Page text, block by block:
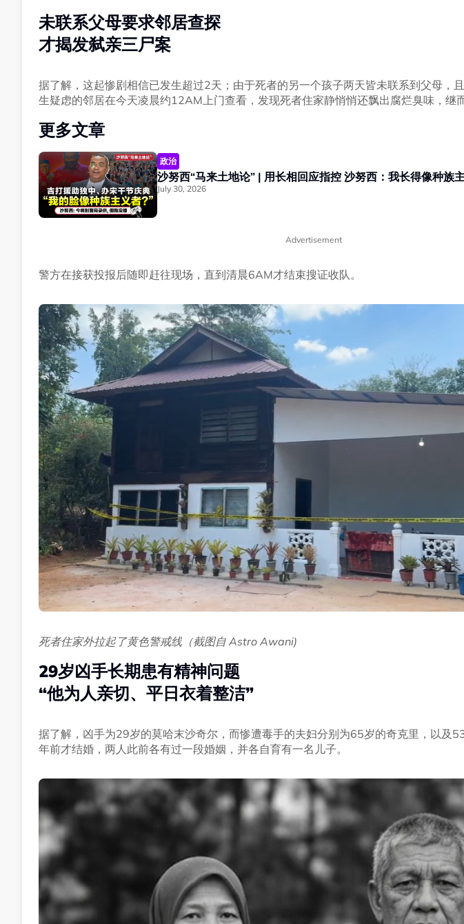
未联系父母要求邻居查探
才揭发弑亲三尸案
据了解，这起惨剧相信已发生超过2天；由于死者的另一个孩子两天皆未联系到父母，
生疑虑的邻居在今天凌晨约12AM上门查看，发现死者住家静悄悄还飘出腐烂臭味，继
更多文章
政治
沙努西“马来土地论” | 用长相回应指控 沙努西：我
July 30, 2026
Advertisement
警方在接获投报后随即赶往现场，直到清晨6AM才结束搜证收队。
死者住家外拉起了黄色警戒线（截图自 Astro Awani)
29岁凶手长期患有精神问题
“他为人亲切、平日衣着整洁”
据了解，凶手为29岁的莫哈末沙奇尔，而惨遭毒手的夫妇分别为65岁的奇克里，以及
年前才结婚，两人此前各有过一段婚姻，并各自育有一名儿子。